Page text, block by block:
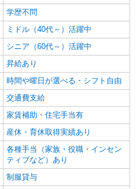
学歴不問
ミドル（40代～）活躍中
シニア（60代～）活躍中
昇給あり
時間や曜日が選べる・シフト自由
交通費支給
家賃補助・住宅手当有
産休・育休取得実績あり
各種手当（家族・役職・インセン
ティブなど）あり
制服貸与